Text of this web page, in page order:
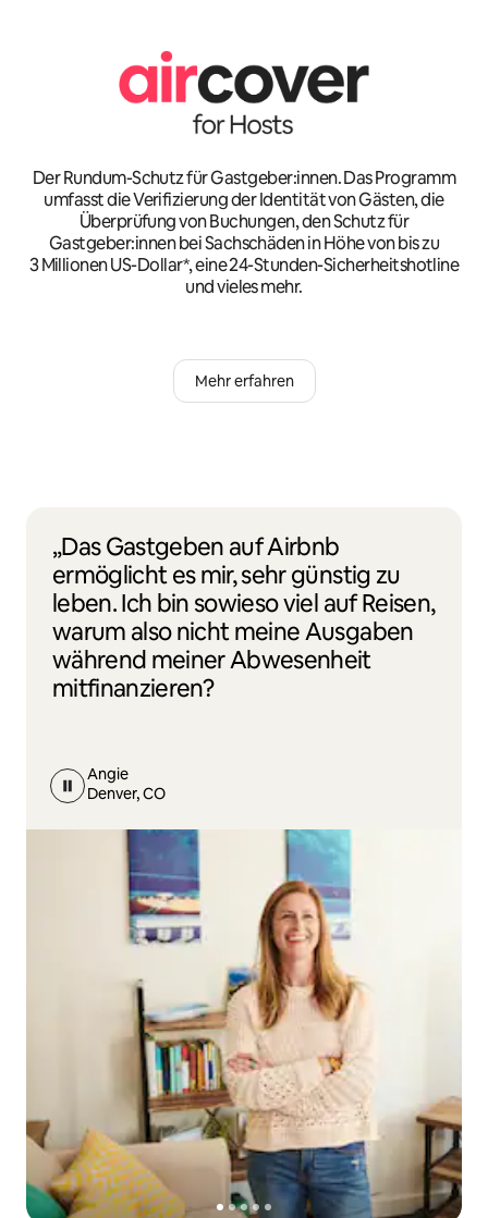
Der Rundum-Schutz für Gastgeber:innen. Das Programm
umfasst die Verifizierung der Identität von Gästen, die
Überprüfung von Buchungen, den Schutz für
Gastgeber:innen bei Sachschäden in Höhe von bis zu
3 Millionen US-Dollar*, eine 24-Stunden-Sicherheitshotline
und vieles mehr.
Mehr erfahren
„Das Gastgeben auf Airbnb
ermöglicht es mir, sehr günstig zu
leben. Ich bin sowieso viel auf Reisen,
warum also nicht meine Ausgaben
während meiner Abwesenheit
mitfinanzieren?
Angie
Denver, CO